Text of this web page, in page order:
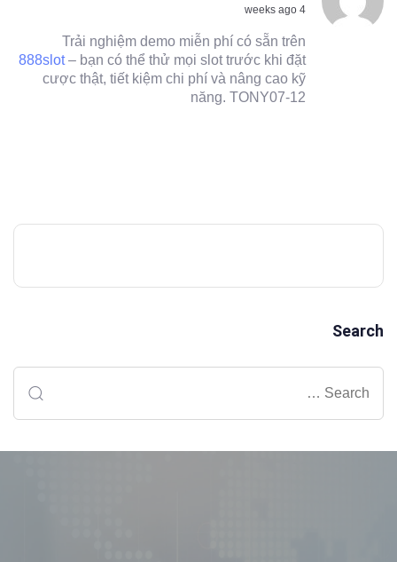
4 weeks ago
Trải nghiệm demo miễn phí có sẵn trên
888slot– bạn có thể thử mọi slot trước khi đặt
cược thật, tiết kiệm chi phí và nâng cao kỹ
năng. TONY07-12
Search